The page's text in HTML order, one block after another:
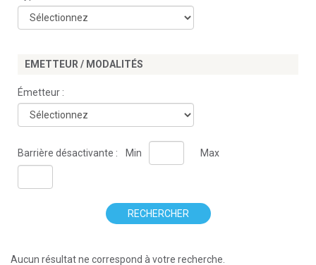
EMETTEUR / MODALITÉS
Émetteur :
Barrière désactivante : Min Max
RECHERCHER
Aucun résultat ne correspond à votre recherche.